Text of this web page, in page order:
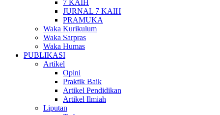
7 KAIH
JURNAL 7 KAIH
PRAMUKA
Waka Kurikulum
Waka Sarpras
Waka Humas
PUBLIKASI
Artikel
Opini
Praktik Baik
Artikel Pendidikan
Artikel Ilmiah
Liputan